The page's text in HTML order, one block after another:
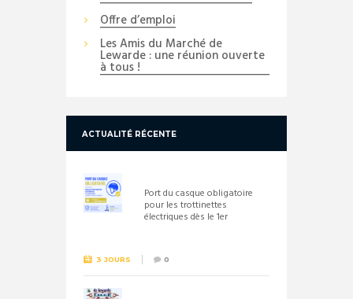
Offre d’emploi
Les Amis du Marché de
Lewarde : une réunion ouverte
à tous !
ACTUALITÉ RÉCENTE
Port du casque obligatoire
pour les trottinettes
électriques dès le 1er
3 JOURS 0